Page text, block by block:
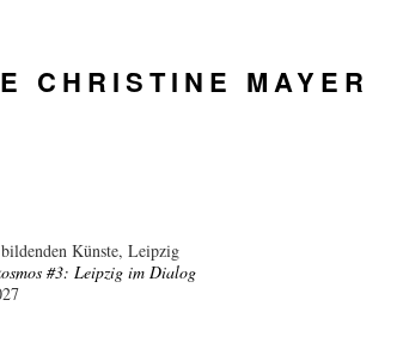
CHRISTINE MAYER
Künste, Leipzig
#3: Leipzig im Dialog